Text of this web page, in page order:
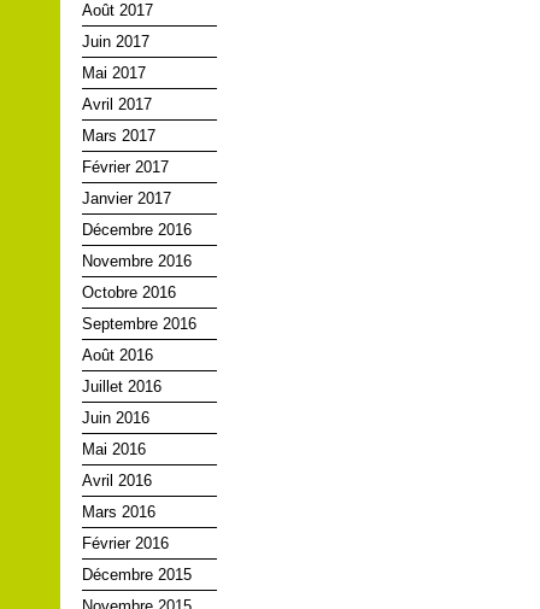
Août 2017
Juin 2017
Mai 2017
Avril 2017
Mars 2017
Février 2017
Janvier 2017
Décembre 2016
Novembre 2016
Octobre 2016
Septembre 2016
Août 2016
Juillet 2016
Juin 2016
Mai 2016
Avril 2016
Mars 2016
Février 2016
Décembre 2015